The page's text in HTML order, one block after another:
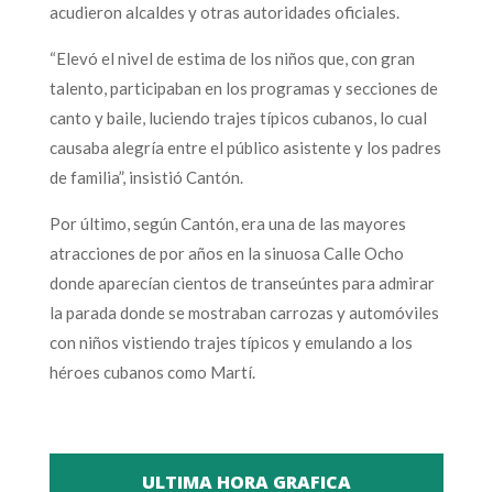
acudieron alcaldes y otras autoridades oficiales.
“Elevó el nivel de estima de los niños que, con gran
talento, participaban en los programas y secciones de
canto y baile, luciendo trajes típicos cubanos, lo cual
causaba alegría entre el público asistente y los padres
de familia”, insistió Cantón.
Por último, según Cantón, era una de las mayores
atracciones de por años en la sinuosa Calle Ocho
donde aparecían cientos de transeúntes para admirar
la parada donde se mostraban carrozas y automóviles
con niños vistiendo trajes típicos y emulando a los
héroes cubanos como Martí.
ULTIMA HORA GRAFICA